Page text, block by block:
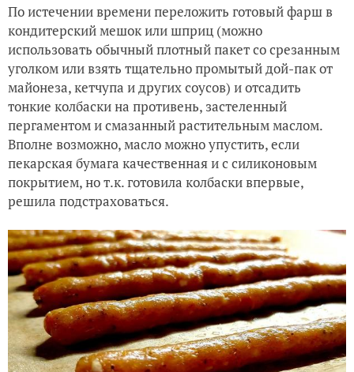
По истечении времени переложить готовый фарш в
кондитерский мешок или шприц (можно
использовать обычный плотный пакет со срезанным
уголком или взять тщательно промытый дой-пак от
майонеза, кетчупа и других соусов) и отсадить
тонкие колбаски на противень, застеленный
пергаментом и смазанный растительным маслом.
Вполне возможно, масло можно упустить, если
пекарская бумага качественная и с силиконовым
покрытием, но т.к. готовила колбаски впервые,
решила подстраховаться.